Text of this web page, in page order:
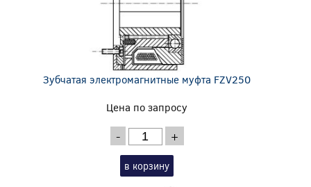
Зубчатая электромагнитные муфта FZV250
Цена по запросу
- +
в корзину